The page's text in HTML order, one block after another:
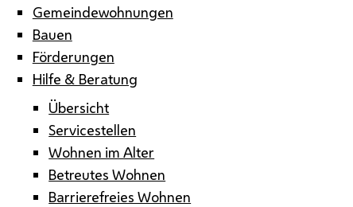
Gemeindewohnungen
Bauen
Förderungen
Hilfe & Beratung
Übersicht
Servicestellen
Wohnen im Alter
Betreutes Wohnen
Barrierefreies Wohnen